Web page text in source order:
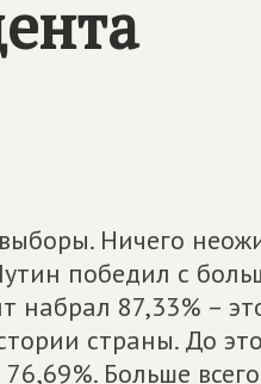
Ничего
победил с
набрал 87,33% –
страны. До
Больше